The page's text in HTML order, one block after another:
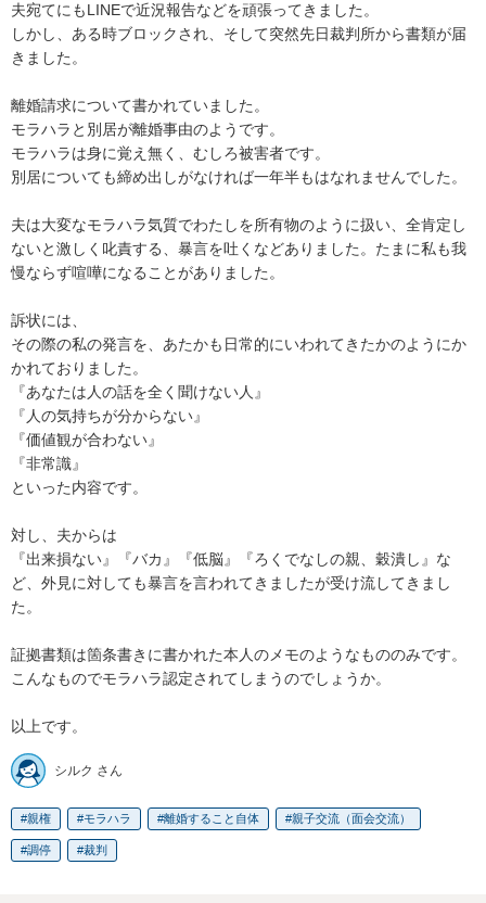
夫宛てにもLINEで近況報告などを頑張ってきました。
しかし、ある時ブロックされ、そして突然先日裁判所から書類が届
きました。
離婚請求について書かれていました。
モラハラと別居が離婚事由のようです。
モラハラは身に覚え無く、むしろ被害者です。
別居についても締め出しがなければ一年半もはなれませんでした。
夫は大変なモラハラ気質でわたしを所有物のように扱い、全肯定し
ないと激しく叱責する、暴言を吐くなどありました。たまに私も我
慢ならず喧嘩になることがありました。
訴状には、
その際の私の発言を、あたかも日常的にいわれてきたかのようにか
かれておりました。
『あなたは人の話を全く聞けない人』
『人の気持ちが分からない』
『価値観が合わない』
『非常識』
といった内容です。
対し、夫からは
『出来損ない』『バカ』『低脳』『ろくでなしの親、穀潰し』な
ど、外見に対しても暴言を言われてきましたが受け流してきまし
た。
証拠書類は箇条書きに書かれた本人のメモのようなもののみです。
こんなものでモラハラ認定されてしまうのでしょうか。
以上です。
シルク さん
親権 モラハラ 離婚すること自体 親子交流（面会交流）
調停 裁判